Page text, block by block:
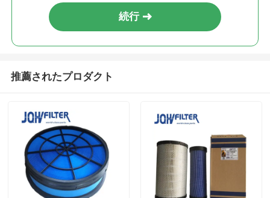
続行
推薦されたプロダクト